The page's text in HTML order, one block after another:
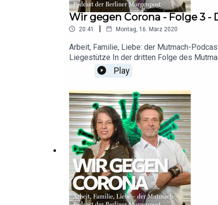
Wir gegen Corona - Folge 3
20:41 | Montag, 16. März 2020
Arbeit, Familie, Liebe: der Mutmach-
Liegestütze In der dritten Folge des Mutmach-Podcasts der Berliner Morgenpost entschuldigen sich die Schumachers für Fakenews, räumen eine
Gewürzschublade auf und fahnden nach
reden über den Umgang mit Wut und
Play